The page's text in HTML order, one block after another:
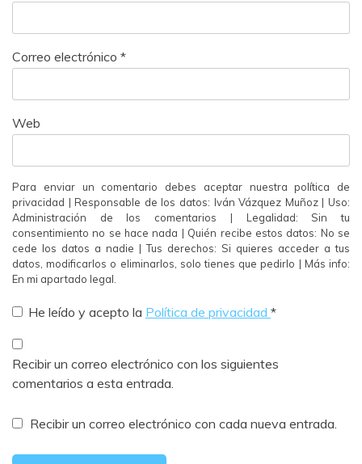
Correo electrónico *
Web
Para enviar un comentario debes aceptar nuestra política de
privacidad | Responsable de los datos: Iván Vázquez Muñoz | Uso:
Administración de los comentarios | Legalidad: Sin tu
consentimiento no se hace nada | Quién recibe estos datos: No se
cede los datos a nadie | Tus derechos: Si quieres acceder a tus
datos, modificarlos o eliminarlos, solo tienes que pedirlo | Más info:
En mi apartado legal.
He leído y acepto la Política de privacidad *
Recibir un correo electrónico con los siguientes
comentarios a esta entrada.
Recibir un correo electrónico con cada nueva entrada.